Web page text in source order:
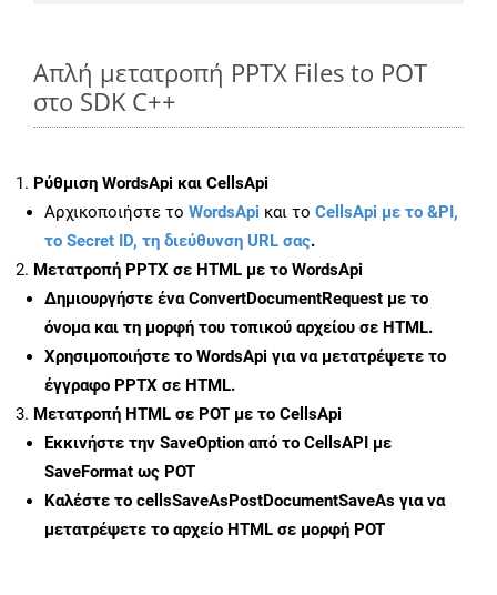
Απλή μετατροπή PPTX Files to POT
στο SDK C++
Ρύθμιση WordsApi και CellsApi
Αρχικοποιήστε το WordsApi και το CellsApi με το &PI,
το Secret ID, τη διεύθυνση URL σας.
Μετατροπή PPTX σε HTML με το WordsApi
Δημιουργήστε έναConvertDocumentRequest με το
όνομα και τη μορφή του τοπικού αρχείου σε HTML.
Χρησιμοποιήστε το WordsApi για να μετατρέψετε το
έγγραφο PPTX σε HTML.
Μετατροπή HTML σε POT με το CellsApi
Εκκινήστε την SaveOption από το CellsAPI με
SaveFormat ως POT
Καλέστε το cellsSaveAsPostDocumentSaveAs για να
μετατρέψετε το αρχείο HTML σε μορφή POT